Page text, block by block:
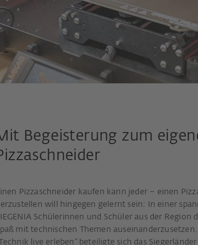
Begeisterung zum
Pizzaschneider kaufen kann jeder – einen
will hingegen gelernt sein: In einer
Schülerinnen und Schüler aus der Region
mit technischen Themen
live erleben“ beteiligte sich das